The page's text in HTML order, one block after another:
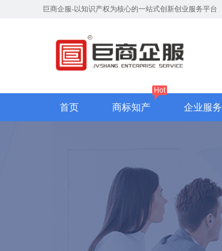
巨商企服-以知识产权为核心的一站式创新创业服务平台
首页 商标知产
Hot
企业服务